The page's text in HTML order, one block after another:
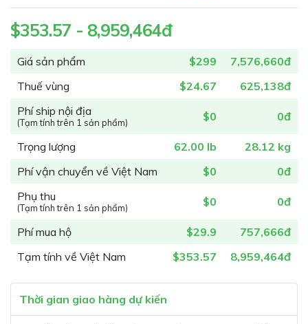
Giá sản phẩm $299
7,576,660đ
Thuế vùng
$24.67
625,138đ
Phí ship nội địa
(Tạm tính trên 1 sản phẩm) $0 0đ
Trọng lượng 62.00 lb
28.12 kg
Phí vận chuyển về Việt Nam
$0
0đ
Phụ thu
(Tạm tính trên 1 sản phẩm) $0 0đ
Phí mua hộ $29.9
757,666đ
Tạm tính về Việt Nam
$353.57 8,959,464đ
$353.57 - 8,959,464đ
Thời gian giao hàng dự kiến